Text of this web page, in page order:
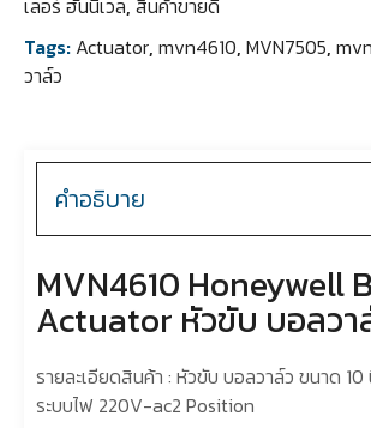
Tags: Actuator, mvn4610, MVN7505,
วาล์ว
คำอธิบาย
MVN4610 Honeywell
Actuator หัวขับ บอลวา
รายละเอียดสินค้า : หัวขับ บอลวาล์ว ขนาด
ระบบไฟ 220V-ac2 Position